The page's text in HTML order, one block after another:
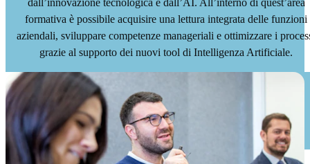
formativa è possibile acquisire una lettura integrata delle funzioni
aziendali, sviluppare competenze manageriali e ottimizzare i
grazie al supporto dei nuovi tool di Intelligenza Artificiale.